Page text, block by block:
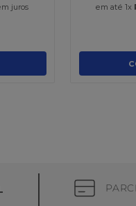
juros em até1x